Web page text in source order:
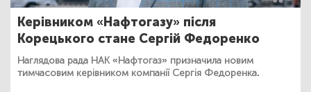
Керівником «Нафтогазу» після
Корецького стане Сергій Федоренко
Наглядова рада НАК «Нафтогаз» призначила новим
тимчасовим керівником компанії Сергія Федоренка.